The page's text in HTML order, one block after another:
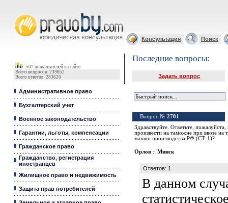
Консультация Поиск
507 пользователей на сайте
Всего вопросов: 239652
Всего ответов: 283620
Административное право
Бухгалтерский учет
Военное законодательство
Гарантии, льготы, компенсации
Гражданское право
Гражданство, регистрация
иностранцев
Жилищное право и недвижимость
Защита прав потребителей
Последние вопросы:
Задать вопрос
Вопрос № 2701
Здравствуйте. Ответьте,
произвести на таможне при ввозе
машин производства РФ (СТ-1)?
Орлов :: Минск
Ответов: 1
В данном